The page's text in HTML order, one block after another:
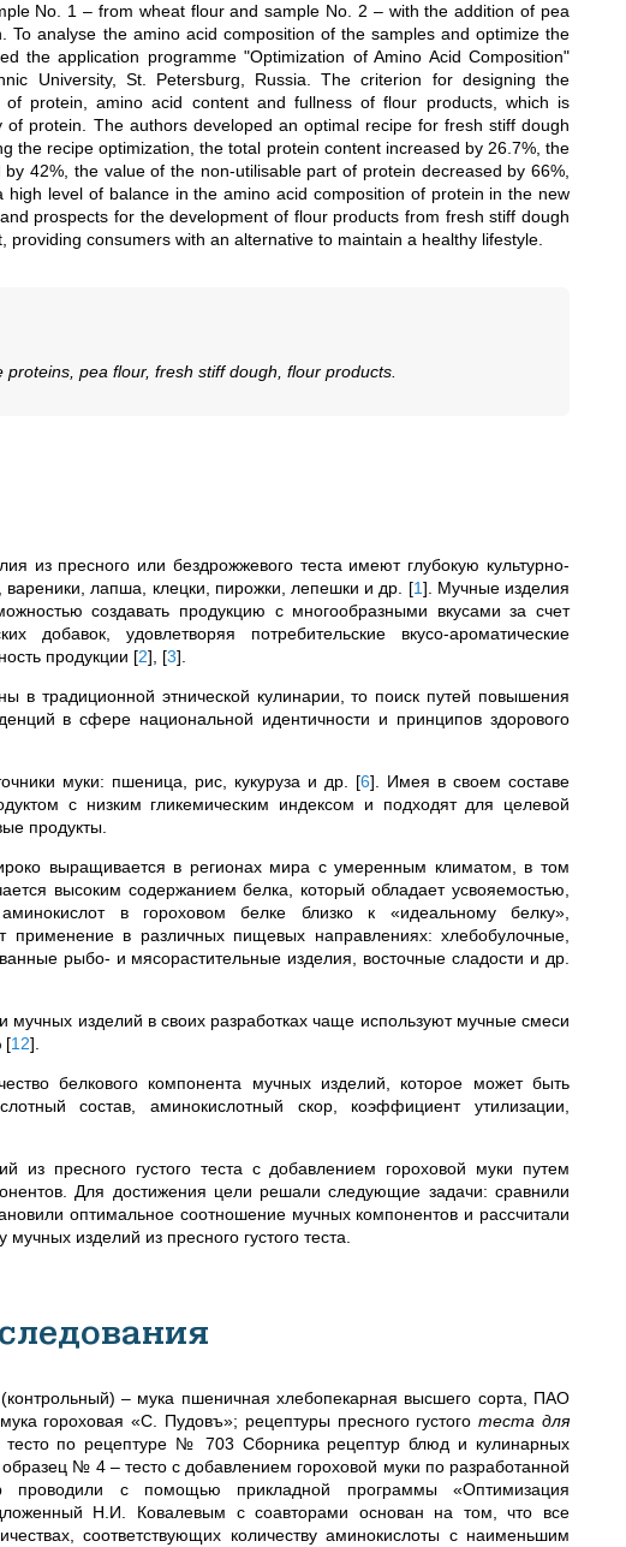
No. 1 – from wheat flour and sample No. 2 – with the addition of pea
analyse the amino acid composition of the samples and optimize the
the application programme "Optimization of Amino Acid Composition"
University, St. Petersburg, Russia. The criterion for designing the
protein, amino acid content and fullness of flour products, which is
protein. The authors developed an optimal recipe for fresh stiff dough
the recipe optimization, the total protein content increased by 26.7%, the
42%, the value of the non-utilisable part of protein decreased by 66%,
level of balance in the amino acid composition of protein in the new
prospects for the development of flour products from fresh stiff dough
consumers with an alternative to maintain a healthy lifestyle.
pea flour, fresh stiff dough, flour products.
из пресного или бездрожжевого теста имеют глубокую культурно-
лапша, клецки, пирожки, лепешки и др. [1] . Мучные изделия
создавать продукцию с многообразными вкусами за счет
добавок, удовлетворяя потребительские вкусо-ароматические
продукции [2] [3]
в традиционной этнической кулинарии, то поиск путей повышения
в сфере национальной идентичности и принципов здорового
муки: пшеница, рис, кукуруза и др. [6] . Имея в своем составе
с низким гликемическим индексом и подходят для целевой
продукты.
выращивается в регионах мира с умеренным климатом, в том
высоким содержанием белка, который обладает усвояемостью,
в гороховом белке близко к «идеальному белку»,
применение в различных пищевых направлениях: хлебобулочные,
рыбо- и мясорастительные изделия, восточные сладости и др.
мучных изделий в своих разработках чаще используют мучные смеси
[12]
белкового компонента мучных изделий, которое может быть
состав, аминокислотный скор, коэффициент утилизации,
из пресного густого теста с добавлением гороховой муки путем
Для достижения цели решали следующие задачи: сравнили
оптимальное соотношение мучных компонентов и рассчитали
изделий из пресного густого теста.
– мука пшеничная хлебопекарная высшего сорта, ПАО
гороховая «С. Пудовъ»; рецептуры пресного густоготеста для
по рецептуре № 703 Сборника рецептур блюд и кулинарных
№ 4 – тесто с добавлением гороховой муки по разработанной
проводили с помощью прикладной программы «Оптимизация
Н.И. Ковалевым с соавторами основан на том, что все
соответствующих количеству аминокислоты с наименьшим